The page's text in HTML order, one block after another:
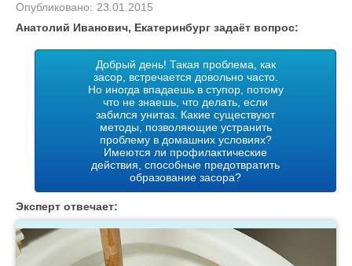
Опубликовано: 23.01.2015
Анатолий Иванович, Екатеринбург задаёт вопрос:
Добрый день! Такая проблема, как
засор, встречается довольно часто.
Но иногда впадаешь в ступор, потому
что не знаешь, что делать, если
забился унитаз. Какие существуют
методы, позволяющие устранить
проблему в домашних условиях?
Имеются ли профилактические
действия, способные предотвратить
образование засора?
Эксперт отвечает: